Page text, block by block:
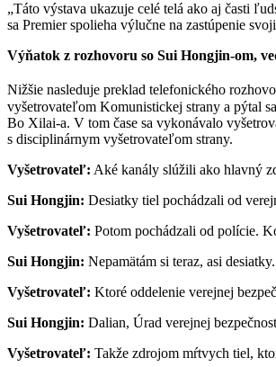
„Táto výstava ukazuje celé telá ako aj časti
sa Premier spolieha výlučne na zastúpenie
Výňatok z rozhovoru so Sui Hongjin-om,
Nižšie nasleduje preklad telefonického
vyšetrovateľom Komunistickej strany a pýtal
Bo Xilai-a. V tom čase sa vykonávalo
s disciplinárnym vyšetrovateľom strany.
Vyšetrovateľ: Aké kanály slúžili ako hlavný
Sui Hongjin: Desiatky tiel pochádzali od
Vyšetrovateľ: Potom pochádzali od polície.
Sui Hongjin: Nepamätám si teraz, asi
Vyšetrovateľ: Ktoré oddelenie verejnej
Sui Hongjin: Dalian, Úrad verejnej
Vyšetrovateľ: Takže zdrojom mŕtvych tiel,